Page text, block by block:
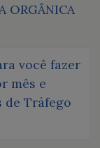
ORGÂNICA
você fazer
mês e
de Tráfego